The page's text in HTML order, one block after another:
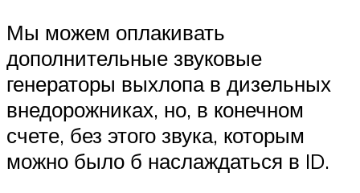
Мы можем оплакивать
дополнительные звуковые
генераторы выхлопа в дизельных
внедорожниках, но, в конечном
счете, без этого звука, которым
можно было б наслаждаться в ID.